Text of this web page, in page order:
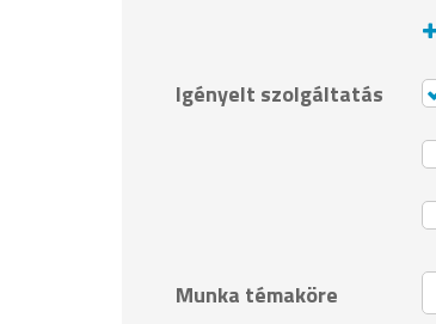
Igényelt szolgáltatás
Munka témaköre